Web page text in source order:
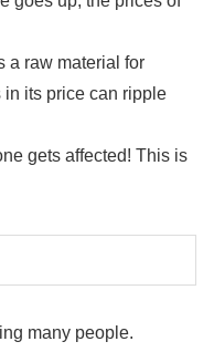
a raw material for
its price can ripple
gets affected! This is
many people.